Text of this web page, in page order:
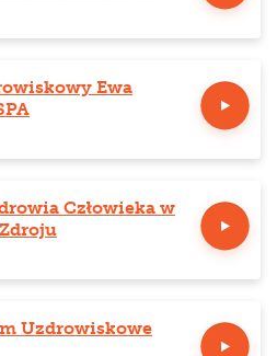
Ewa
Człowieka w
Uzdrowiskowe